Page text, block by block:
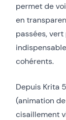
permet de
en
passées,
cohérents.
Depuis Krita
(animation
cisaillement